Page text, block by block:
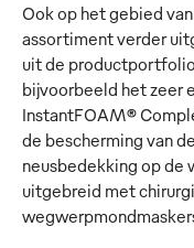
Ook op het gebied
assortiment verder
uit de
bijvoorbeeld het zeer
InstantFOAM®
de bescherming van
neusbedekking op de
uitgebreid met